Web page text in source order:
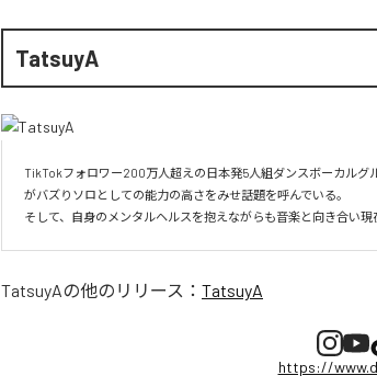
TatsuyA
TikTokフォロワー200万人超えの日本発5人組ダンスボーカルグル
がバズりソロとしての能力の高さをみせ話題を呼んでいる。
TatsuyAの他のリリース： TatsuyA
https://